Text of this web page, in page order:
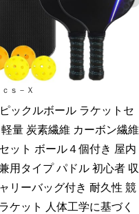
ｓ－Ｘ
ックルボール ラケットセ
軽量 炭素繊維 カーボン繊維
ット ボール４個付き 屋内
用タイプ パドル 初心者 収
リーバッグ付き 耐久性 競
ケット 人体工学に基づく